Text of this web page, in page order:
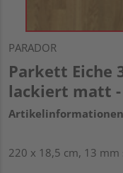
PARADOR
Parkett Eiche
lackiert matt -
Artikelinformationen
220 x 18,5 cm, 13 mm